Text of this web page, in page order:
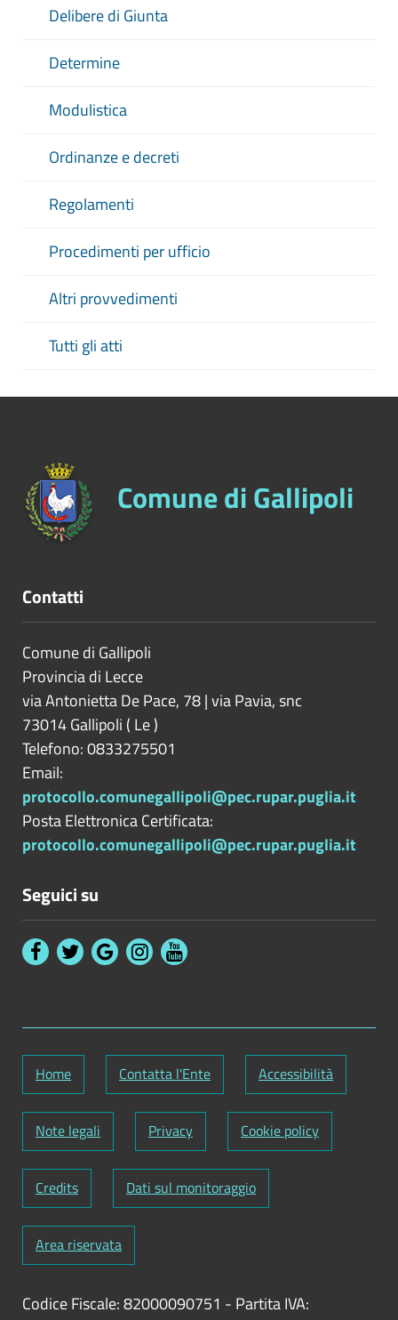
Delibere di Giunta
Determine
Modulistica
Ordinanze e decreti
Regolamenti
Procedimenti per ufficio
Altri provvedimenti
Tutti gli atti
Comune di Gallipoli
Contatti
Comune di Gallipoli
Provincia di Lecce
via Antonietta De Pace, 78 | via Pavia, snc
73014Gallipoli ( Le)
Telefono: 0833275501
Email:
protocollo.comunegallipoli@pec.rupar.puglia.it
Posta Elettronica Certificata:
protocollo.comunegallipoli@pec.rupar.puglia.it
Seguici su
Home Contatta l'Ente Accessibilità
Note legali Privacy Cookie policy
Credits Dati sul monitoraggio
Area riservata
Codice Fiscale: 82000090751 - Partita IVA: